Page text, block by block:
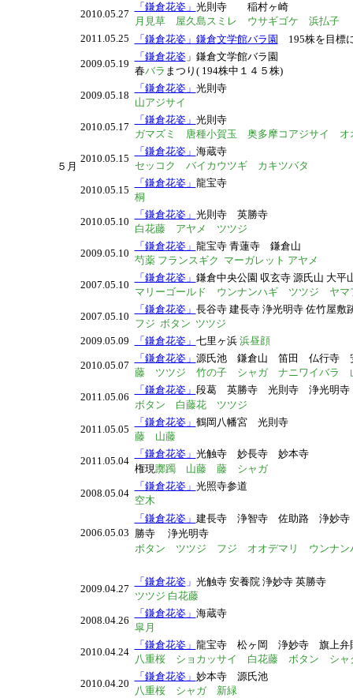
５月
2010.05.27
「鎌倉花姿」 光則寺
稲村ヶ崎
月見草 屋久島スミレ ウサギゴケ
浜払子
2011.05.25
「鎌倉花姿」鎌倉文学館バラ園 195株を目標
2009.05.19
「鎌倉花姿」鎌倉文学館バラ園
春バラ まつり( 194株中１４５株)
2009.05.18
「鎌倉花姿」 光則寺
山アジサイ
2010.05.17
「鎌倉花姿」 光則寺
ガマズミ 唐種小賀玉 奥多摩コアジサイ オ
2010.05.15
「鎌倉花姿」 海蔵寺
セッコク
バイカウツギ カキツバタ
2010.05.15
「鎌倉花姿」 龍宝寺
桐
2010.05.10
「鎌倉花姿」 光則寺 英勝寺
白花藤 アヤメ ツツジ
2009.05.10
「鎌倉花姿」 龍宝寺 青蓮寺 鎌倉山
芍薬 フランスギク マーガレット アヤメ
2007.05.10
「鎌倉花姿」 鎌倉中央公園 収玄寺 源氏山 大平
マリーゴールド ウンナンハギ ツツジ ヤ
2007.05.10
「鎌倉花姿」 長谷寺 建長寺 浄光明寺 佐竹屋敷
フジ ボタン ツツジ
2009.05.09
「鎌倉花姿」 七里ヶ浜 浜昼顔
2010.05.07
「鎌倉花姿」 源氏池 鎌倉山 笛田 仏行寺
藤 ツツジ 竹の子 シャガ ナニワイバラ
2011.05.06
「鎌倉花姿」 段葛 英勝寺 光則寺 浄光明
ボタン 白藤花 ツツジ
2011.05.05
「鎌倉花姿」 鶴岡八幡宮 光則寺
藤 山藤
2011.05.04
「鎌倉花姿」 光触寺 妙長寺 妙本寺
権現躑躅 山藤 藤 シャガ
2008.05.04
「鎌倉花姿」 光照寺参道
空木
2006.05.03
「鎌倉花姿」 建長寺 浄智寺 佐助路 浄妙
勝寺
浄光明寺
ボタン ツツジ フジ オオデマリ ウンナン
2009.04.27
「鎌倉花姿」 光触寺 安養院 浄妙寺 英勝寺
ツツジ 白花藤
2008.04.26
「鎌倉花姿」 海蔵寺
皐月
2010.04.24
「鎌倉花姿」 龍宝寺 松ヶ岡 浄妙寺 旗上
八重桜 ショカッサイ 白花藤 ボタン シャ
2010.04.20
「鎌倉花姿」 妙本寺 源氏池
八重桜 シャガ 新緑